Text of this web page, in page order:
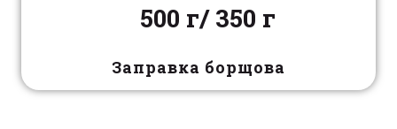
500 г/ 350 г
Заправка борщова